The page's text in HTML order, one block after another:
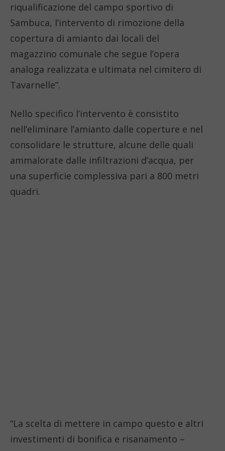
riqualificazione del campo sportivo di
Sambuca, l’intervento di rimozione della
copertura di amianto dai locali del
magazzino comunale che segue l’opera
analoga realizzata e ultimata nel cimitero di
Tavarnelle”.
Nello specifico l’intervento è consistito
nell’eliminare l’amianto dalle coperture e nel
consolidare le strutture, alcune delle quali
ammalorate dalle infiltrazioni d’acqua, per
una superficie complessiva pari a 800 metri
quadri.
“La scelta di mettere in campo questo e altri
investimenti di bonifica e risanamento –